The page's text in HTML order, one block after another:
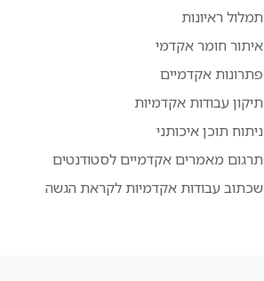
תמלול ראיונות
איתור חומר אקדמי
פתרונות אקדמיים
תיקון עבודות אקדמיות
ניתוח תוכן איכותני
תרגום מאמרים אקדמיים לסטודנטים
שכתוב עבודות אקדמיות לקראת הגשה